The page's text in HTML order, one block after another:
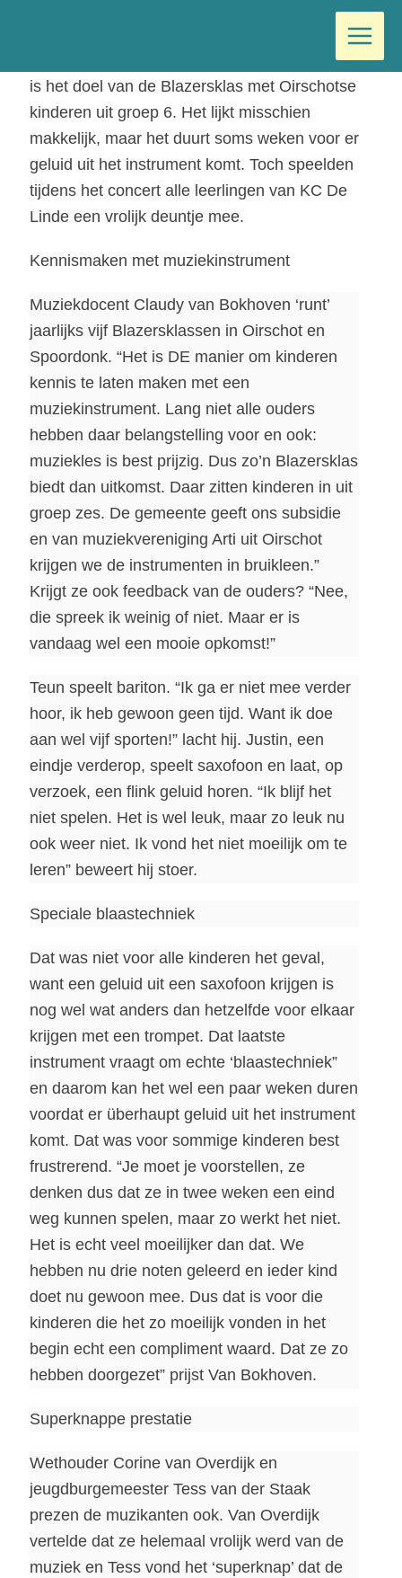
inhoud
Kennismaken met een muziekinstrument, dat
is het doel van de Blazersklas met Oirschotse
kinderen uit groep 6. Het lijkt misschien
makkelijk, maar het duurt soms weken voor er
geluid uit het instrument komt. Toch speelden
tijdens het concert alle leerlingen van KC De
Linde een vrolijk deuntje mee.
Kennismaken met muziekinstrument
Muziekdocent Claudy van Bokhoven ‘runt’
jaarlijks vijf Blazersklassen in Oirschot en
Spoordonk. “Het is DE manier om kinderen
kennis te laten maken met een
muziekinstrument. Lang niet alle ouders
hebben daar belangstelling voor en ook:
muziekles is best prijzig. Dus zo’n Blazersklas
biedt dan uitkomst. Daar zitten kinderen in uit
groep zes. De gemeente geeft ons subsidie
en van muziekvereniging Arti uit Oirschot
krijgen we de instrumenten in bruikleen.”
Krijgt ze ook feedback van de ouders? “Nee,
die spreek ik weinig of niet. Maar er is
vandaag wel een mooie opkomst!”
Teun speelt bariton. “Ik ga er niet mee verder
hoor, ik heb gewoon geen tijd. Want ik doe
aan wel vijf sporten!” lacht hij. Justin, een
eindje verderop, speelt saxofoon en laat, op
verzoek, een flink geluid horen. “Ik blijf het
niet spelen. Het is wel leuk, maar zo leuk nu
ook weer niet. Ik vond het niet moeilijk om te
leren” beweert hij stoer.
Speciale blaastechniek
Dat was niet voor alle kinderen het geval,
want een geluid uit een saxofoon krijgen is
nog wel wat anders dan hetzelfde voor elkaar
krijgen met een trompet. Dat laatste
instrument vraagt om echte ‘blaastechniek”
en daarom kan het wel een paar weken duren
voordat er überhaupt geluid uit het instrument
komt. Dat was voor sommige kinderen best
frustrerend. “Je moet je voorstellen, ze
denken dus dat ze in twee weken een eind
weg kunnen spelen, maar zo werkt het niet.
Het is echt veel moeilijker dan dat. We
hebben nu drie noten geleerd en ieder kind
doet nu gewoon mee. Dus dat is voor die
kinderen die het zo moeilijk vonden in het
begin echt een compliment waard. Dat ze zo
hebben doorgezet” prijst Van Bokhoven.
Superknappe prestatie
Wethouder Corine van Overdijk en
jeugdburgemeester Tess van der Staak
prezen de muzikanten ook. Van Overdijk
vertelde dat ze helemaal vrolijk werd van de
muziek en Tess vond het ‘superknap’ dat de